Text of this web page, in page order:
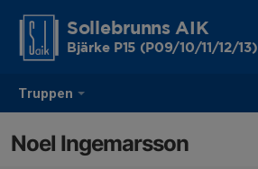
Truppen
Sollebrunns AIK
Bjärke P15 (P09/10/11/12/13)
Noel Ingemarsson